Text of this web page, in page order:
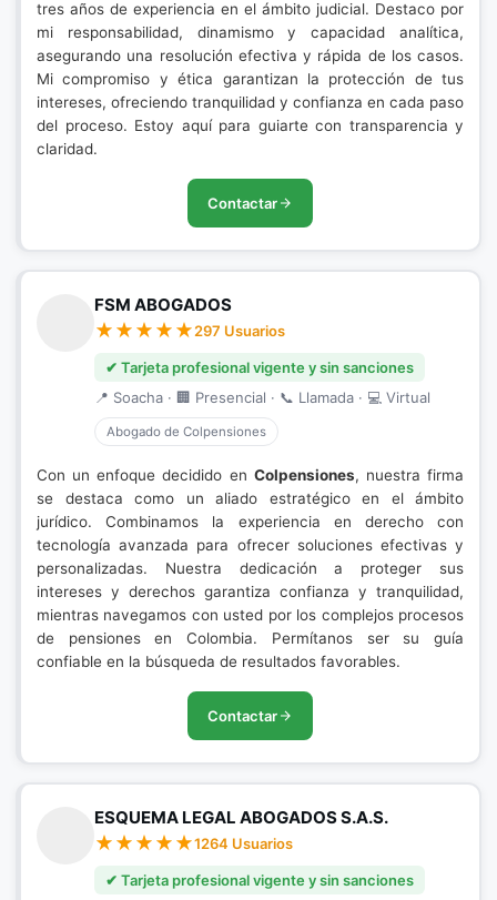
tres años de experiencia en el ámbito judicial. Destaco por
mi responsabilidad, dinamismo y capacidad analítica,
asegurando una resolución efectiva y rápida de los casos.
Mi compromiso y ética garantizan la protección de tus
intereses, ofreciendo tranquilidad y confianza en cada paso
del proceso. Estoy aquí para guiarte con transparencia y
claridad.
Contactar
FSM ABOGADOS
297 Usuarios
✔ Tarjeta profesional vigente y sin sanciones
📍 Soacha · 🏢 Presencial · 📞 Llamada · 💻 Virtual
Abogado de Colpensiones
Con un enfoque decidido en Colpensiones, nuestra firma
se destaca como un aliado estratégico en el ámbito
jurídico. Combinamos la experiencia en derecho con
tecnología avanzada para ofrecer soluciones efectivas y
personalizadas. Nuestra dedicación a proteger sus
intereses y derechos garantiza confianza y tranquilidad,
mientras navegamos con usted por los complejos procesos
de pensiones en Colombia. Permítanos ser su guía
confiable en la búsqueda de resultados favorables.
Contactar
ESQUEMA LEGAL ABOGADOS S.A.S.
1264 Usuarios
✔ Tarjeta profesional vigente y sin sanciones